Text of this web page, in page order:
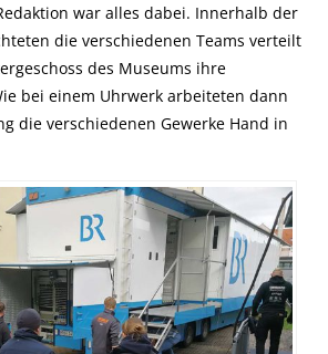
war alles dabei. Innerhalb der
die verschiedenen Teams verteilt
des Museums ihre
bei einem Uhrwerk arbeiteten dann
die verschiedenen Gewerke Hand in